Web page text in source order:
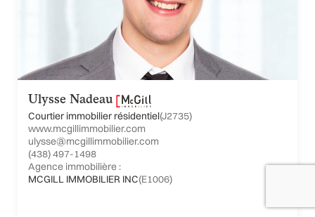
Ulysse Nadeau
Courtier immobilier résidentiel(J2735)
www.mcgillimmobilier.com
ulysse@mcgillimmobilier.com
(438) 497-1498
Agence immobilière :
MCGILL IMMOBILIER INC(E1006)